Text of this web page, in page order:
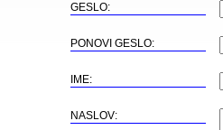
GESLO:
PONOVI GESLO:
IME:
NASLOV: